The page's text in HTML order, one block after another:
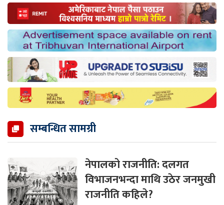
सम्बन्धित सामग्री
नेपालको राजनीति: दलगत
विभाजनभन्दा माथि उठेर जनमुखी
राजनीति कहिले?